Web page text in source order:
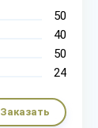
50
40
50
24
Заказать